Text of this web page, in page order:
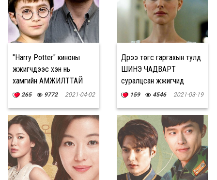
"Harry Potter" киноны
жүжигчдээс хэн нь
хамгийн АМЖИЛТТАЙ
ЯВАА вэ?
265 9772 2021-04-02
Дүрээ төгс гаргахын тулд
ШИНЭ ЧАДВАРТ
суралцсан жүжигчид
159 4546 2021-03-19